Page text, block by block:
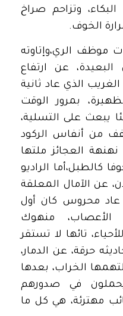
وتزاحم صراخ
الخوف.
الري،وإتاوته
البعيدة، عن ارتفاع
الذي عاد ثانية
بمرور الوقت
يبعث على التسلية،
من أنفاس الركود
العجائز ملتها
كالطبل،أما الراديو
عن الآمال المعلقة
عاد محروس كان أول
الأعصاب، منهوك
تائها لا تستقر
حرقة، عن الدمار،
الخراب، بعدها
يحملون في صدورهم
مهترئة، هي كل ما